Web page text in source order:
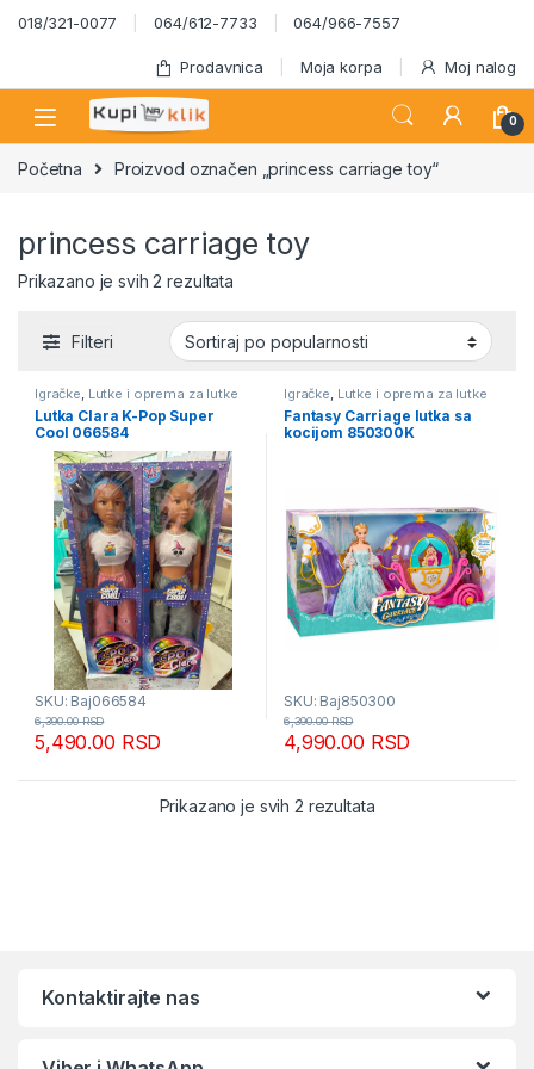
Skip to navigation
Skip to content
018/321-0077 064/612-7733 064/966-7557
Prodavnica Moja korpa Moj nalog
0
Početna Proizvod označen „princess carriage toy“
princess carriage toy
Prikazano je svih 2 rezultataSortirano po popularnosti
Filteri
Igračke, Lutke i oprema za lutke
Lutka Clara K-Pop Super
Cool 066584
SKU: Baj066584
5,490.00 RSD
6,390.00RSD
Igračke, Lutke i oprema za lutke
Fantasy Carriage lutka sa
kocijom 850300K
SKU: Baj850300
4,990.00 RSD
6,390.00RSD
Prikazano je svih 2 rezultataSortirano po
Kontaktirajte nas